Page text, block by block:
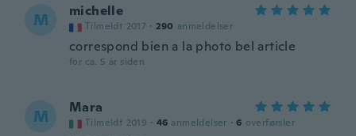
M michelle
Tilmeldt 2017 · 290 anmeldelser
correspond bien a la photo bel article
for ca. 5 år siden
M Mara
Tilmeldt 2019 · 46 anmeldelser · 6 overførsler